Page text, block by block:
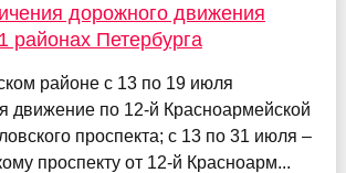
дорожного движения
районах Петербурга
районе с 13 по 19 июля
движение по 12-й Красноармейской
проспекта; с 13 по 31 июля –
проспекту от 12-й Красноарм...